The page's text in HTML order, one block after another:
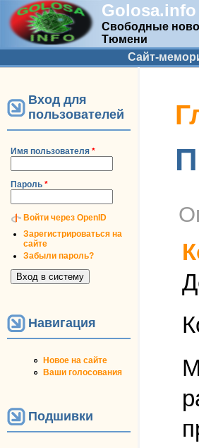
Golosa.info
Свободные
Тюмени
Дополнительное меню
Сайт-
Вход для
пользователей
Имя пользователя *
Пароль *
Войти через OpenID
Зарегистрироваться на
сайте
Забыли пароль?
Навигация
Новое на сайте
Ваши голосования
Подшивки